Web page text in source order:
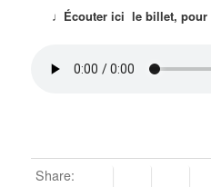
♩Écouter ici le billet, pour
Share: